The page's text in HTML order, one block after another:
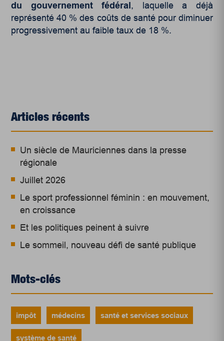
du gouvernement fédéral , laquelle a déjà
représenté 40 % des coûts de santé pour diminuer
progressivement au faible taux de 18 %.
Articles récents
Un siècle de Mauriciennes dans la presse
régionale
Juillet 2026
Le sport professionnel féminin : en mouvement,
en croissance
Et les politiques peinent à suivre
Le sommeil, nouveau défi de santé publique
Mots-clés
impôt médecins santé et services sociaux
système de santé